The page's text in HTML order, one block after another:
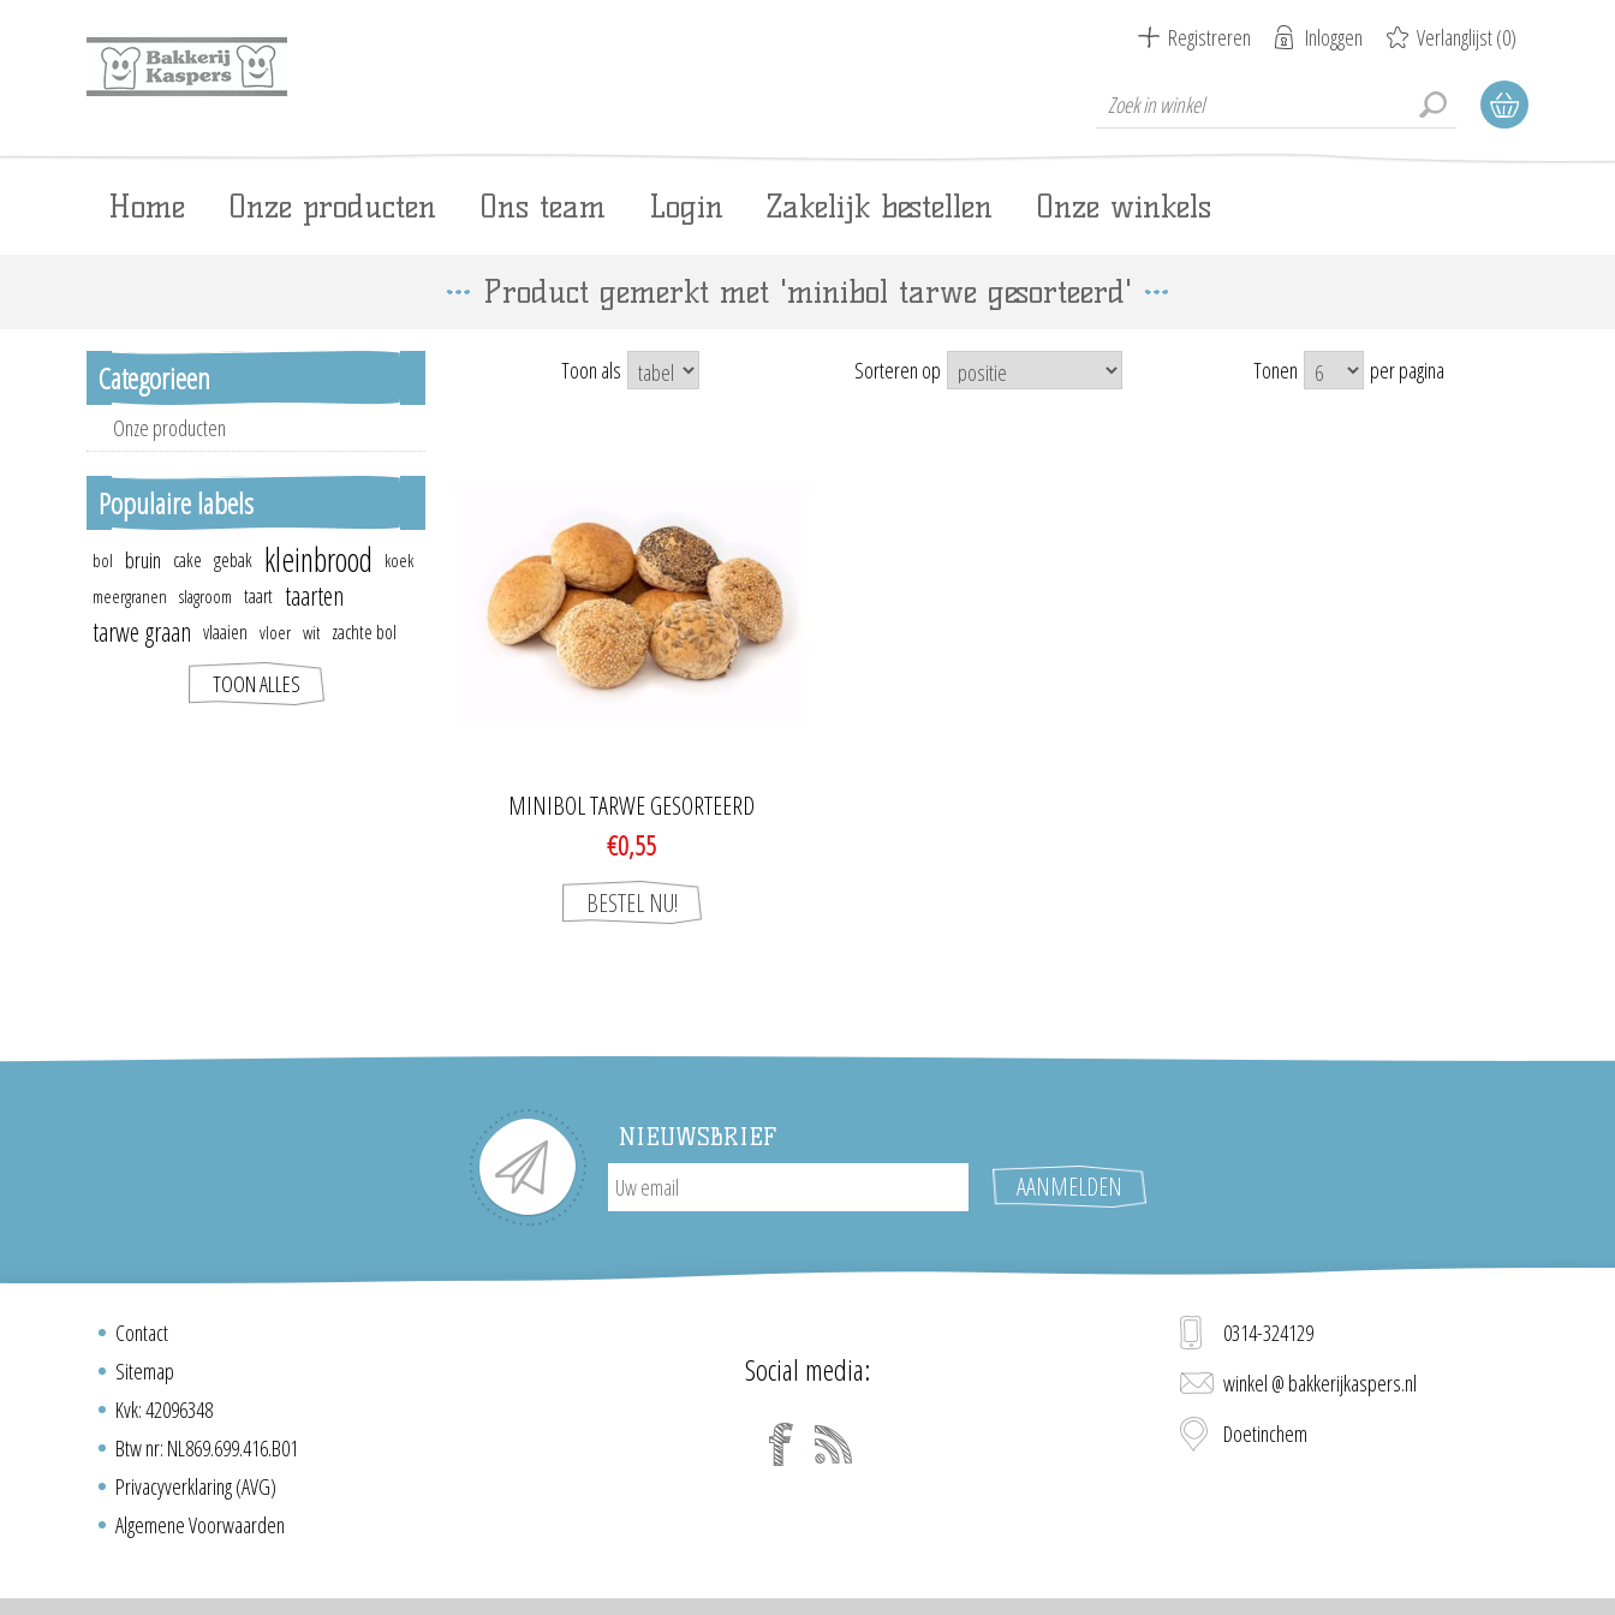
Registreren Inloggen Verlanglijst(0)
Home Onze producten Ons team Login Zakelijk bestellen Onze winkels
Product gemerkt met 'minibol tarwe gesorteerd'
Toon als Sorteren op Tonen per pagina
MINIBOL TARWE GESORTEERD
€0,55
Categorieen
Onze producten
Populaire labels
bol bruin cake gebak kleinbrood
koek
meergranen slagroom taart taarten
tarwe graan vlaaien vloer wit zachte bol
TOON ALLES
NIEUWSBRIEF
Contact
Sitemap
Kvk: 42096348
Btw nr: NL869.699.416.B01
Privacyverklaring (AVG)
Algemene Voorwaarden
Social media:
0314-324129
winkel @ bakkerijkaspers.nl
Doetinchem